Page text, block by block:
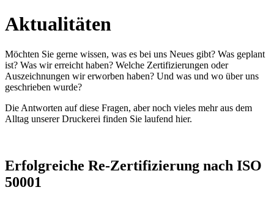
Aktualitäten
Möchten Sie gerne wissen, was es bei uns Neues gibt? Was geplant
ist? Was wir erreicht haben? Welche Zertifizierungen oder
Auszeichnungen wir erworben haben? Und was und wo über uns
geschrieben wurde?
Die Antworten auf diese Fragen, aber noch vieles mehr aus dem
Alltag unserer Druckerei finden Sie laufend hier.
Erfolgreiche Re-Zertifizierung nach ISO
50001